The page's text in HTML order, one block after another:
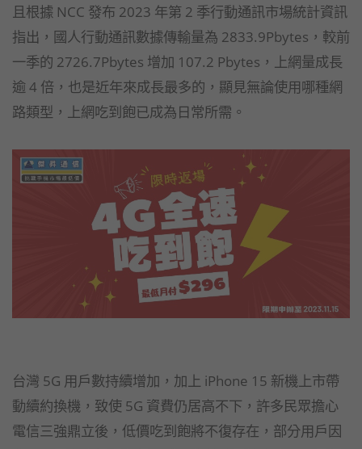
且根據 NCC 發布 2023 年第 2 季行動通訊市場統計資訊
指出，國人行動通訊數據傳輸量為 2833.9Pbytes，較前
一季的 2726.7Pbytes 增加 107.2 Pbytes，上網量成長
逾 4 倍，也是近年來成長最多的，顯見無論使用哪種網
路類型，上網吃到飽已成為日常所需。
台灣 5G 用戶數持續增加，加上 iPhone 15 新機上市帶
動續約換機，致使 5G 資費仍居高不下，許多民眾擔心
電信三強鼎立後，低價吃到飽將不復存在，部分用戶因